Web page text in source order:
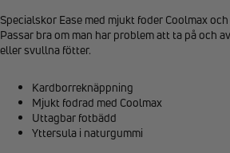
Specialskor Ease med mjukt foder Coolmax
Passar bra om man har problem att ta på och
eller svullna fötter.
Kardborreknäppning
Mjukt fodrad med Coolmax
Uttagbar fotbädd
Yttersula i naturgummi